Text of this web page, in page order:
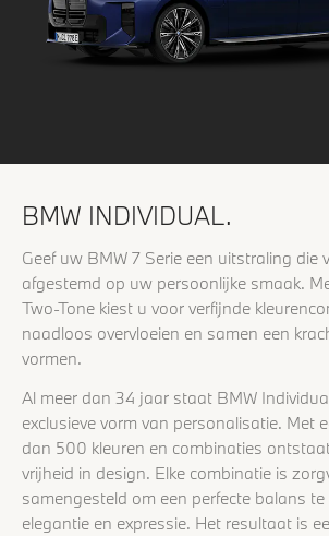
BMW INDIVIDUAL.
Geef uw BMW 7 Serie een uitstraling die
afgestemd op uw persoonlijke smaak.
Two-Tone kiest u voor verfijnde
naadloos overvloeien en samen een
vormen.
Al meer dan 34 jaar staat BMW
exclusieve vorm van personalisatie. Met
dan 500 kleuren en combinaties
vrijheid in design. Elke combinatie is
samengesteld om een perfecte balans
elegantie en expressie. Het resultaat is